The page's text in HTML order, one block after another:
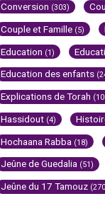
Conversion (303)
Couple et Famille (5)
Education (1)
Education des enfants
Explications de Torah
Hassidout (4)
Hochaana Rabba (18)
Jeûne de Guedalia (51)
Jeûne du 17 Tamouz